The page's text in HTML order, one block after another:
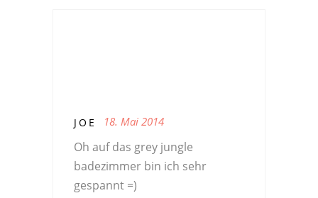
JOE 18. Mai 2014
Oh auf das grey jungle
badezimmer bin ich sehr
gespannt =)